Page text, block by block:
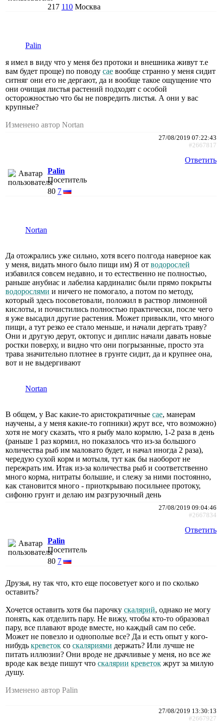
217 110 Москва
Palin
я имел в виду что у меня без протоки и внешника живут т.е
вам будет проще) по поводу сае вообще странно у меня сидит
ситняг они его не дергают, да и вообще такое ощущение что
они очищая листья растений подходят с особой
осторожностью что бы не повредить листья. А они у вас
крупные?
Изменено автор Nortan
27/08/2019 07:22:43
#2667817
Ответить
Palin
Посетитель
80 7
Nortan
Да отожрались уже сильно, хотя всего полгода наверное как
у меня, видать много было пищи им) Я от водорослей
избавился совсем недавно, и то естественно не полностью,
раньше анубиас и лабелиа кардиналис были прямо покрыты
водорослями и ничего не помогало, а потом по методу,
который здесь посоветовали, положил в раствор лимонной
кислоты, и почистились полностью практически, после чего
я уже высадил другие растения. Может привыкли, что много
пищи, а тут резко ее стало меньше, и начали дергать траву?
Они и другую дерут, октопус и диплис начали давать новые
ростки поверху, и видно что они погрызанные, просто эта
трава значительно плотнее в грунте сидит, да и крупнее она,
вот и не выдергивают
Nortan
В общем, у Вас какие-то аристократичные сае, манерам
научены, а у меня какие-то гопники) жрут все, что возможно)
хотя не могу сказать, что я рыбу мало кормлю, 1-2 раза в день
(раньше 1 раз кормил, но показалось что из-за большого
количества рыб им маловато будет, и начал иногда 2 раза),
чередую сухой корм и мотыля, тут как бы наоборот не
пережрать им. Итак из-за количества рыб и соответственно
много корма, нитраты большие, и слежу за ними постоянно,
как становится много - приоткрываю посильнее протоку,
сифоню грунт и делаю им разгрузочный день
27/08/2019 09:04:46
#2667834
Ответить
Palin
Посетитель
80 7
Друзья, ну так что, кто еще посоветует кого и по сколько
оставить?
Хочется оставить хотя бы парочку скалярий, однако не могу
понять, как отделить пару. Не вижу, чтобы кто-то образовал
пару, все плавают вроде вместе, но каждый сам по себе.
Может не повезло и однополые все? Да и есть опыт у кого-
нибудь креветок со скаляриями держать? Или лучше не
питать иллюзии? Они вроде не драчливые у меня, но все же
вроде как везде пишут что скалярии креветок жрут за милую
душу.
Изменено автор Palin
27/08/2019 13:30:13
#2667927